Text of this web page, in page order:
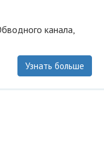
канала,
Узнать больше